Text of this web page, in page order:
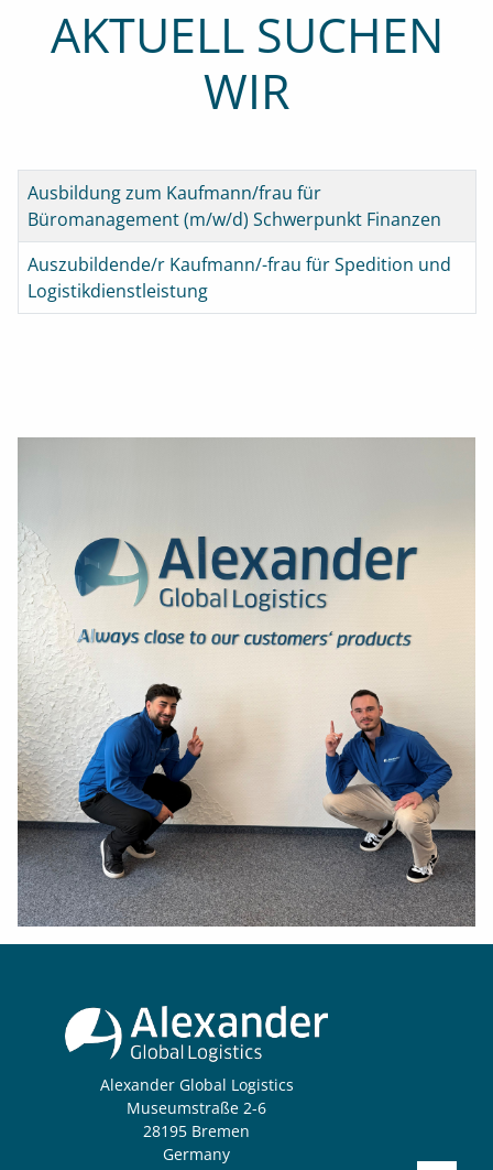
AKTUELL SUCHEN
WIR
Titel
Ausbildung zum Kaufmann/frau für
Büromanagement (m/w/d) Schwerpunkt Finanzen
Auszubildende/r Kaufmann/-frau für Spedition und
Logistikdienstleistung
Alexander Global Logistics
Museumstraße 2-6
28195 Bremen
Germany